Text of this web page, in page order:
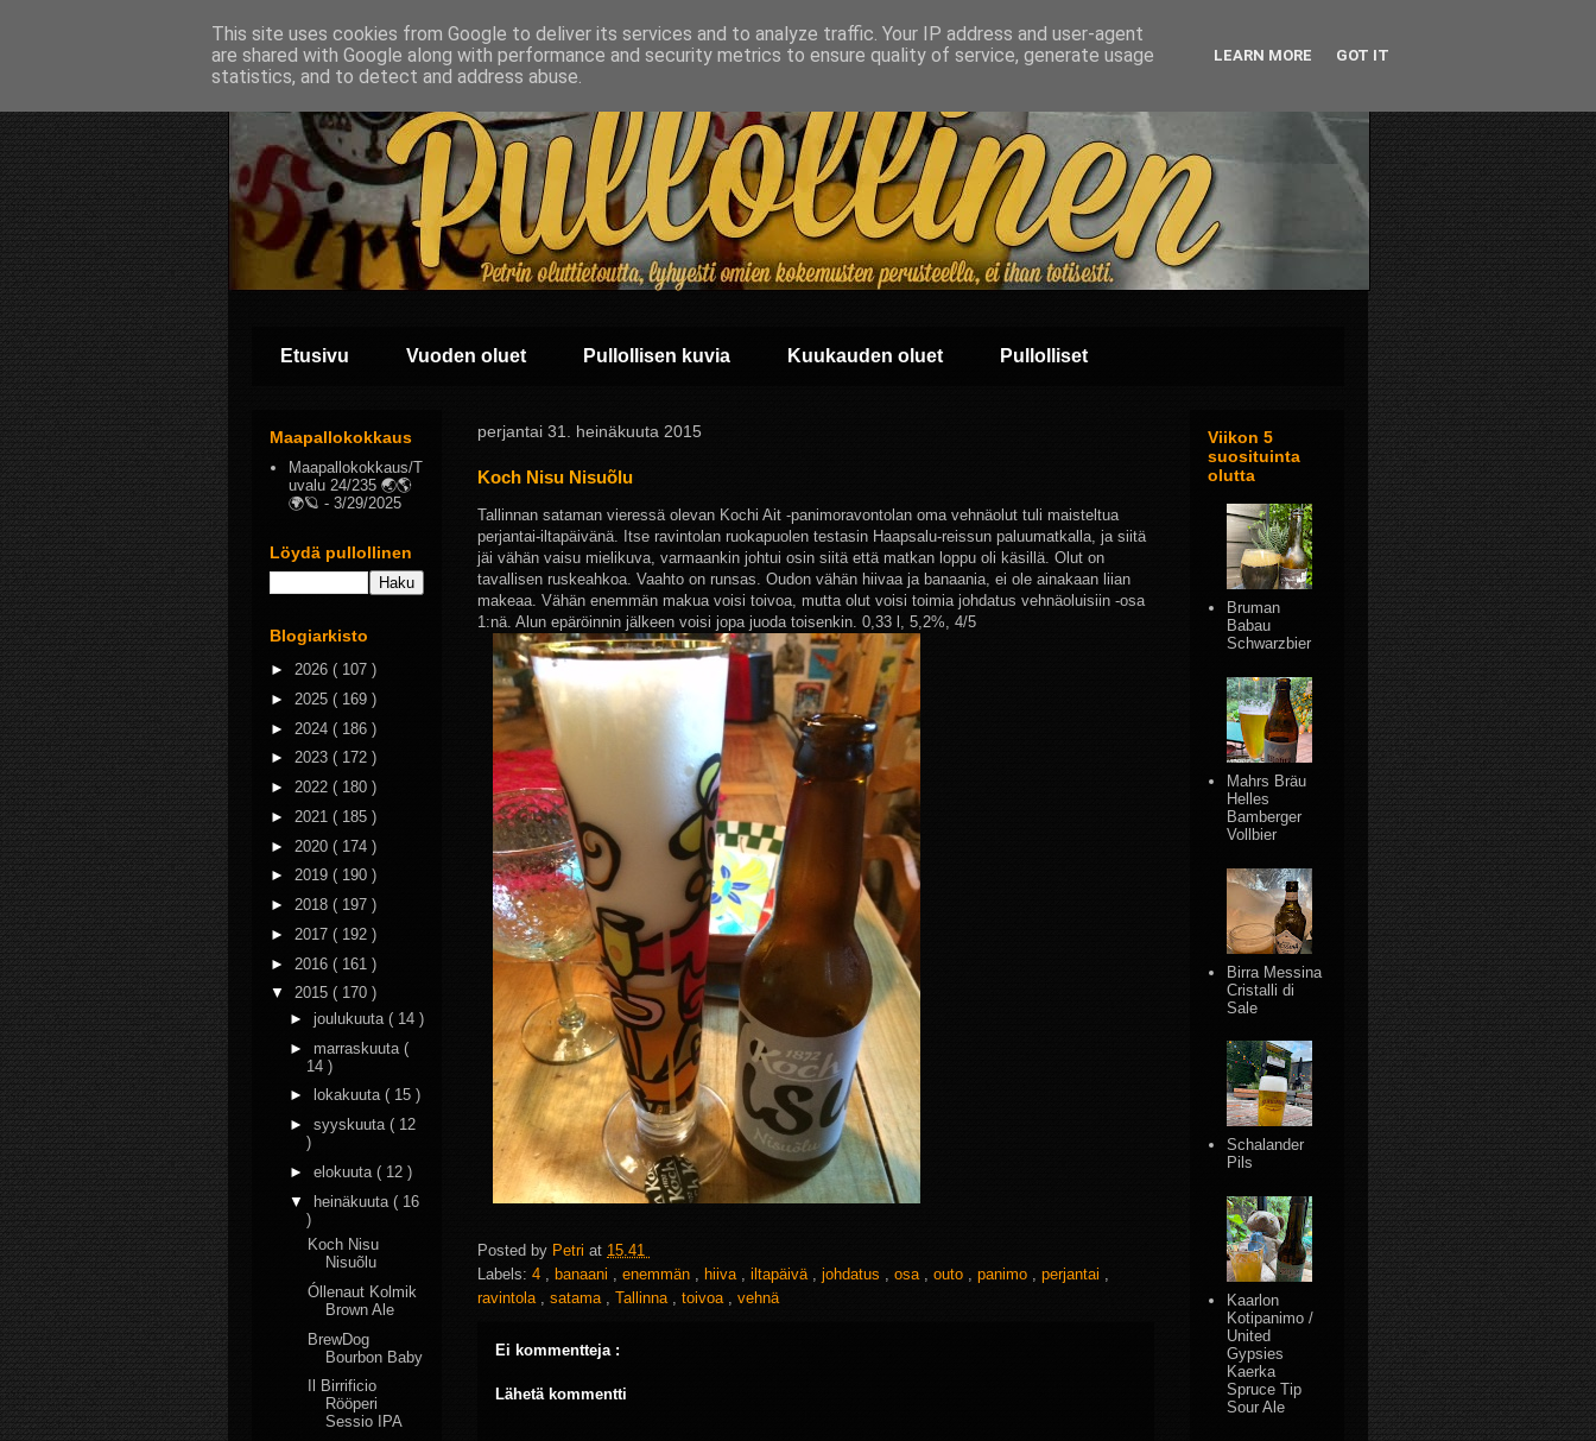
Etusivu Vuoden oluet Pullollisen kuvia Kuukauden oluet Pullolliset
perjantai 31. heinäkuuta 2015
Koch Nisu Nisuõlu
Tallinnan sataman vieressä olevan Kochi Ait -panimoravontolan oma vehnäolut tuli maisteltua
perjantai-iltapäivänä. Itse ravintolan ruokapuolen testasin Haapsalu-reissun paluumatkalla, ja siitä
jäi vähän vaisu mielikuva, varmaankin johtui osin siitä että matkan loppu oli käsillä. Olut on
tavallisen ruskeahkoa. Vaahto on runsas. Oudon vähän hiivaa ja banaania, ei ole ainakaan liian
makeaa. Vähän enemmän makua voisi toivoa, mutta olut voisi toimia johdatus vehnäoluisiin -osa
1:nä. Alun epäröinnin jälkeen voisi jopa juoda toisenkin. 0,33 l, 5,2%, 4/5
Posted by Petri at 15.41
Labels: 4 banaani enemmän hiiva iltapäivä johdatus osa outo panimo perjantai
ravintola
satama Tallinna toivoa vehnä
Ei kommentteja :
Lähetä kommentti
Maapallokokkaus
Maapallokokkaus/T
uvalu 24/235 🌏🌎
🌍🪐 - 3/29/2025
Löydä pullollinen
Blogiarkisto
► 2026 ( 107 )
► 2025 ( 169 )
► 2024 ( 186 )
► 2023 ( 172 )
► 2022 ( 180 )
► 2021 ( 185 )
► 2020 ( 174 )
► 2019 ( 190 )
► 2018 ( 197 )
► 2017 ( 192 )
► 2016 ( 161 )
▼ 2015 ( 170 )
► joulukuuta ( 14 )
► marraskuuta (
14 )
►
lokakuuta ( 15 )
► syyskuuta ( 12
)
► elokuuta ( 12 )
▼ heinäkuuta ( 16
)
Koch Nisu
Nisuõlu
Óllenaut Kolmik
Brown Ale
BrewDog
Bourbon Baby
Il Birrificio
Rööperi
Sessio IPA
Viikon 5
suosituinta
olutta
Bruman
Babau
Schwarzbier
Mahrs Bräu
Helles
Bamberger
Vollbier
Birra Messina
Cristalli di
Sale
Schalander
Pils
Kaarlon
Kotipanimo /
United
Gypsies
Kaerka
Spruce Tip
Sour Ale
This site uses cookies from Google to deliver its services and to analyze traffic. Your IP address and user-agent
are shared with Google along with performance and security metrics to ensure quality of service, generate usage
statistics, and to detect and address abuse.
LEARN MORE GOT IT